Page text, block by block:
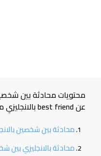
محتويات محادثة بين
عن best friend بالانجليزي مترجم
محادثة بين شخصين
محادثة بالانجليزي بين